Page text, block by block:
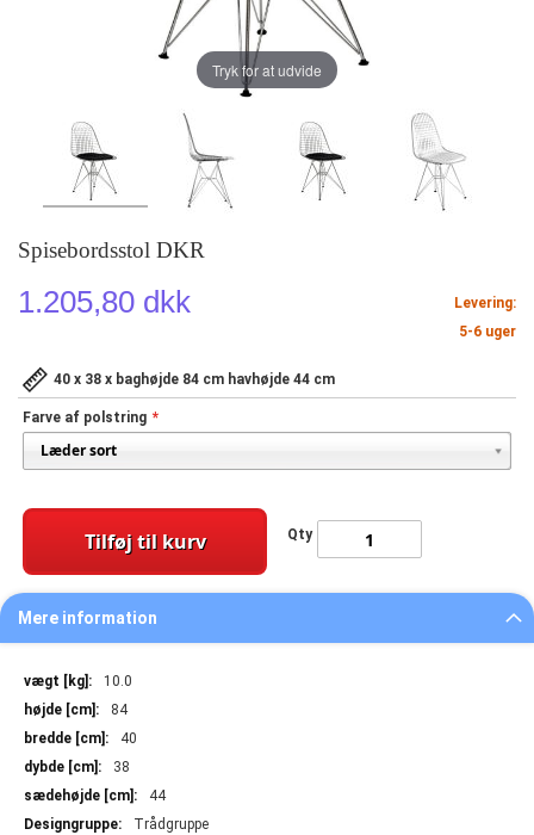
Spisebordsstol DKR
1.205,80 dkk
Levering:
5-6 uger
40 x 38 x baghøjde 84 cm havhøjde 44 cm
Farve af polstring
Qty
Tilføj til kurv
Tryk for at udvide
Mere information
Mere
information
10.0
84
40
38
44
Trådgruppe